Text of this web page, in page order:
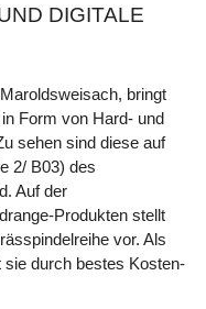
DIGITALE
bringt
Form von Hard- und
sehen sind diese auf
2/ B03) des
Auf der
Produkten stellt
vor. Als
durch bestes Kosten-